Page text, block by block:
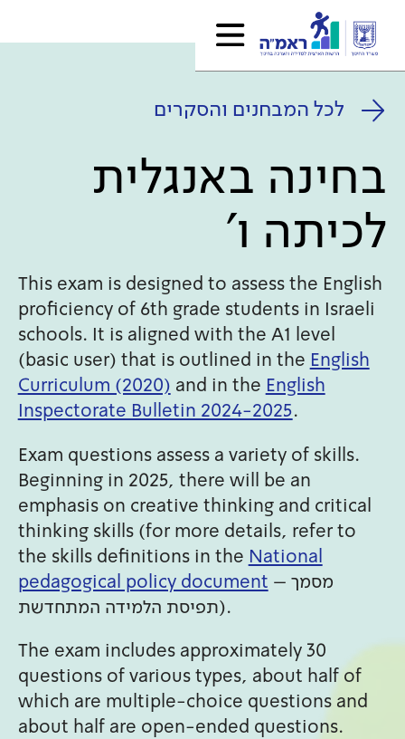
לכל המבחנים והסקרים
בחינה באנגלית
לכיתה ו'
This exam is designed to assess the English
proficiency of 6th grade students in Israeli
schools. It is aligned with the A1 level
(basic user) that is outlined in the English
Curriculum (2020) and in the English
Inspectorate Bulletin 2024-2025.
Exam questions assess a variety of skills.
Beginning in 2025, there will be an
emphasis on creative thinking and critical
thinking skills (for more details, refer to
the skills definitions in the National
pedagogical policy document – מסמך
תפיסת הלמידה המתחדשת).
The exam includes approximately 30
questions of various types, about half of
which are multiple-choice questions and
about half are open-ended questions.